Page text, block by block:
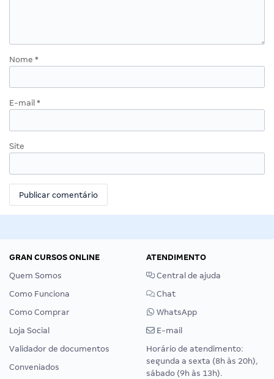
Nome *
E-mail *
Site
GRAN CURSOS ONLINE
Quem Somos
Como Funciona
Como Comprar
Loja Social
Validador de documentos
Conveniados
ATENDIMENTO
Central de ajuda
Chat
WhatsApp
E-mail
Horário de atendimento:
segunda a sexta (8h às 20h),
sábado (9h às 13h).